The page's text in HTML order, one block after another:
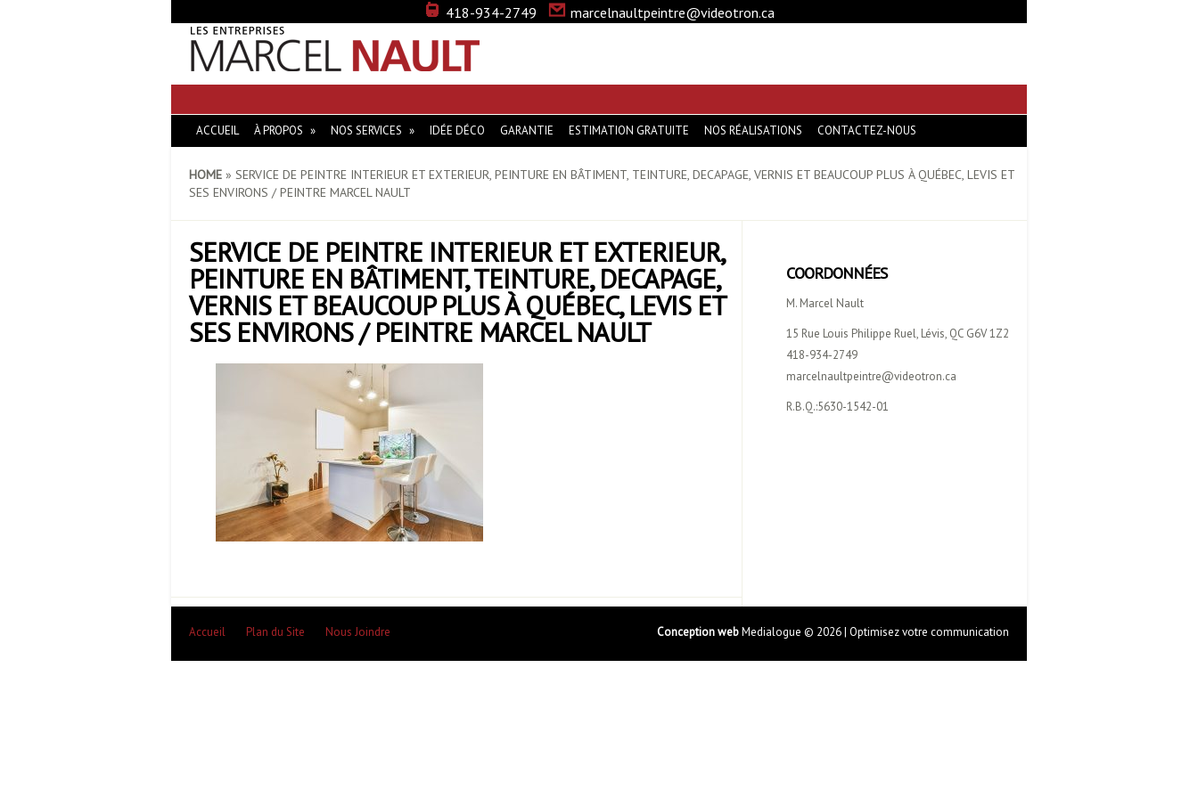
418-934-2749 marcelnaultpeintre@videotron.ca
ACCUEIL À PROPOS NOS SERVICES IDÉE DÉCO GARANTIE ESTIMATION GRATUITE NOS RÉALISATIONS CONTACTEZ-NOUS
HOME » SERVICE DE PEINTRE INTERIEUR ET EXTERIEUR, PEINTURE EN BÂTIMENT, TEINTURE, DECAPAGE, VERNIS ET BEAUCOUP PLUS À QUÉBEC, LEVIS ET
SES ENVIRONS / PEINTRE MARCEL NAULT
SERVICE DE PEINTRE INTERIEUR ET EXTERIEUR,
PEINTURE EN BÂTIMENT, TEINTURE, DECAPAGE,
VERNIS ET BEAUCOUP PLUS À QUÉBEC, LEVIS ET
SES ENVIRONS / PEINTRE MARCEL NAULT
COORDONNÉES
M. Marcel Nault
15 Rue Louis Philippe Ruel, Lévis, QC G6V 1Z2
418-934-2749
marcelnaultpeintre@videotron.ca
R.B.Q.:5630-1542-01
Accueil Plan du Site Nous Joindre Conception webMedialogue © 2026 | Optimisez votre communication